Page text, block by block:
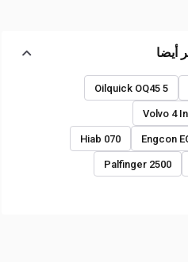
أيضا
Oilquick OQ45 5
Volvo 4
Engcon
Hiab 070
Palfinger 2500